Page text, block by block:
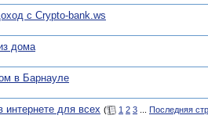
с Crypto-bank.ws
дома
в Барнауле
интернете для всех ( 1 2 3
Последняя